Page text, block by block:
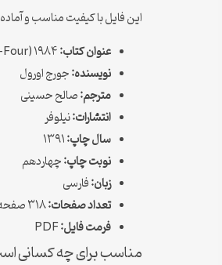
این فایل با کیفیت مناسب و
عنوان کتاب:
نویسنده:جورج اورول
مترجم:صالح حسینی
انتشارات:نیلوفر
سال چاپ:
نوبت چاپ:چهاردهم
زبان:فارسی
تعداد صفحات:
فرمت فایل:
مناسب برای چه کسانی